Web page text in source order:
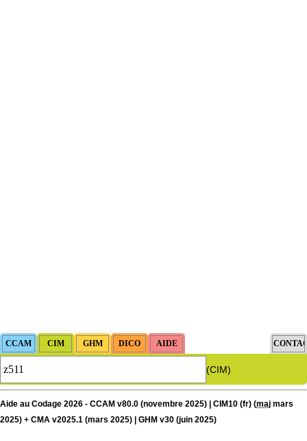
(CIM)
Aide au Codage 2026 - CCAM v80.0 (novembre 2025) | CIM10 (fr) (maj mars
2025) + CMA v2025.1 (mars 2025) | GHM v30 (juin 2025)